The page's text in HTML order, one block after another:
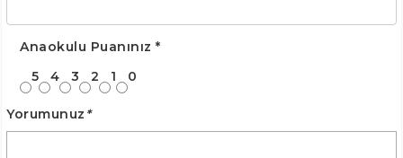
Anaokulu Puanınız *
5
4 3 2 1 0
Yorumunuz *